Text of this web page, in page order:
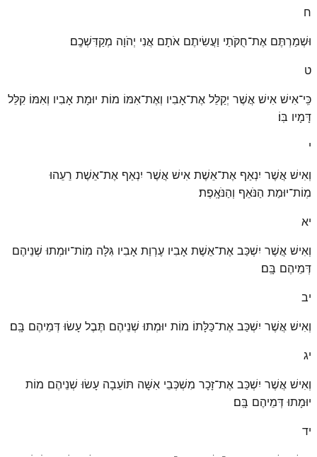
ח
וּשְׁמַרְתֶּם אֶת־חֻקֹּתַי וַעֲשִׂיתֶם אֹתָם אֲנִי יְהֹוָה מְקַדִּשְׁכֶֽם׃
ט
כִּֽי־אִישׁ אִישׁ אֲשֶׁר יְקַלֵּל אֶת־אָבִיו וְאֶת־אִמּוֹ מוֹת יוּמָת אָבִיו וְאִמּוֹ קִלֵּל
דָּמָיו בּֽוֹ׃
י
וְאִישׁ אֲשֶׁר יִנְאַף אֶת־אֵשֶׁת אִישׁ אֲשֶׁר יִנְאַף אֶת־אֵשֶׁת רֵעֵהוּ
מֽוֹת־יוּמַת הַנֹּאֵף וְהַנֹּאָֽפֶת׃
יא
וְאִישׁ אֲשֶׁר יִשְׁכַּב אֶת־אֵשֶׁת אָבִיו עֶרְוַת אָבִיו גִּלָּה מֽוֹת־יוּמְתוּ שְׁנֵיהֶם
דְּמֵיהֶם בָּֽם׃
יב
וְאִישׁ אֲשֶׁר יִשְׁכַּב אֶת־כַּלָּתוֹ מוֹת יוּמְתוּ שְׁנֵיהֶם תֶּבֶל עָשׂוּ דְּמֵיהֶם בָּֽם׃
יג
וְאִישׁ אֲשֶׁר יִשְׁכַּב אֶת־זָכָר מִשְׁכְּבֵי אִשָּׁה תּוֹעֵבָה עָשׂוּ שְׁנֵיהֶם מוֹת
יוּמָתוּ דְּמֵיהֶם בָּֽם׃
יד